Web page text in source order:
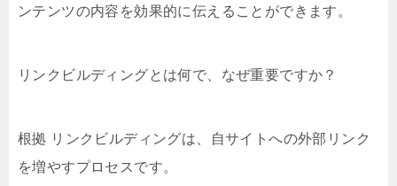
ンテンツの内容を効果的に伝えることができます。
リンクビルディングとは何で、なぜ重要ですか？
根拠 リンクビルディングは、自サイトへの外部リンク
を増やすプロセスです。